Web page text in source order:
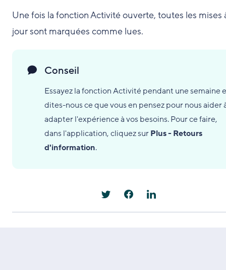
Une fois la fonction Activité ouverte, toutes les mises
jour sont marquées comme lues.
Conseil
Essayez la fonction Activité pendant une semaine
dites-nous ce que vous en pensez pour nous aider
adapter l'expérience à vos besoins. Pour ce faire,
dans l'application, cliquez surPlus - Retours
d'information.